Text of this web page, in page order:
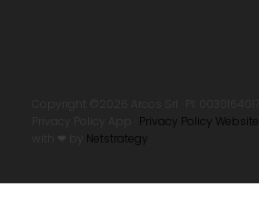
Privacy Policy Website
Netstrategy